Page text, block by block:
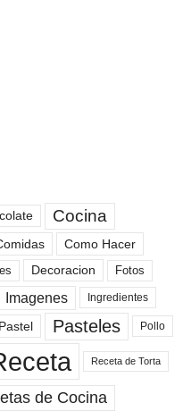
Cocina
Como Hacer
Decoracion Fotos
Imagenes Ingredientes
Pastel Pasteles Pollo
Receta de Torta
de Cocina